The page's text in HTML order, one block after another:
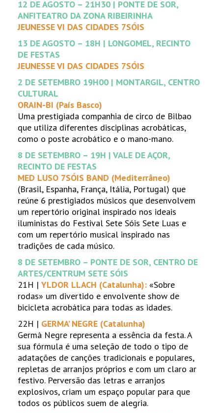
12 DE AGOSTO – 21H30 | PONTE DE SOR,
ANFITEATRO DA ZONA RIBEIRINHA
JEUNESSE VI DAS CIDADES 7SÓIS
13 DE AGOSTO – 18H | LONGOMEL, RECINTO
DE FESTAS
JEUNESSE VI DAS CIDADES 7SÓIS
2 DE SETEMBRO 19H00 | MONTARGIL, CENTRO
CULTURAL
ORAIN-BI (País Basco)
Uma prestigiada companhia de circo de Bilbao
que utiliza diferentes disciplinas acrobáticas,
como o poste acrobático e o mano-mano.
8 DE SETEMBRO – 19H | VALE DE AÇOR,
RECINTO DE FESTAS
MED LUSO 7SÓIS BAND (Mediterrâneo)
(Brasil, Espanha, França, Itália, Portugal) que
reúne 6 prestigiados músicos que desenvolvem
um repertório original inspirado nos ideais
iluministas do Festival Sete Sóis Sete Luas e
com um repertório musical inspirado nas
tradições de cada músico.
8 DE SETEMBRO – PONTE DE SOR, CENTRO DE
ARTES/CENTRUM SETE SÓIS
21H |YLDOR LLACH (Catalunha): «Sobre
rodas» um divertido e envolvente show de
bicicleta acrobática para todas as idades.
22H | GERMA’ NEGRE (Catalunha)
Germà Negre representa a essência da festa. A
sua fórmula é uma seleção de todo o tipo de
adatações de canções tradicionais e populares,
repletas de arranjos próprios e com um claro ar
festivo. Perversão das letras e arranjos
explosivos, criam um espaço popular para que
todos os públicos suem de alegria.